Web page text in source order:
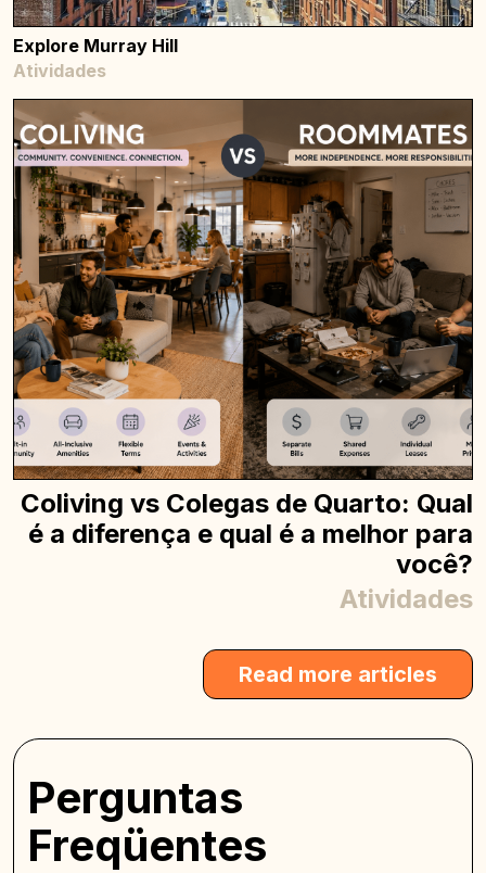
Explore Murray Hill
Atividades
Coliving vs Colegas de Quarto: Qual
é a diferença e qual é a melhor para
você?
Atividades
Read more articles
Perguntas
Freqüentes